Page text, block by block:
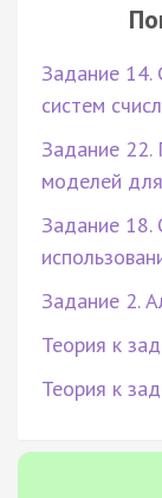
Задание 14.
систем
Задание 22.
моделей
Задание 18.
Задание 2.
Теория к
Теория к